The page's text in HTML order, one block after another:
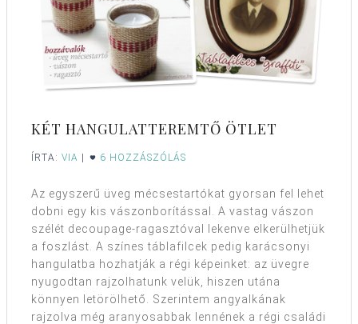
KÉT HANGULATTEREMTŐ ÖTLET
ÍRTA: VIA | 6 HOZZÁSZÓLÁS
Az egyszerű üveg mécsestartókat gyorsan fel lehet
dobni egy kis vászonborítással. A vastag vászon
szélét decoupage-ragasztóval lekenve elkerülhetjük
a foszlást. A színes táblafilcek pedig karácsonyi
hangulatba hozhatják a régi képeinket: az üvegre
nyugodtan rajzolhatunk velük, hiszen utána
könnyen letörölhető. Szerintem angyalkának
rajzolva még aranyosabbak lennének a régi családi